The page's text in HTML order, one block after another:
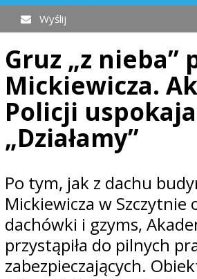
Wyślij
Gruz „z nieba”
Mickiewicza.
Policji
„Działamy”
Po tym, jak z dachu
Mickiewicza w Szczytnie
dachówki i gzyms,
przystąpiła do pilnych
zabezpieczających.